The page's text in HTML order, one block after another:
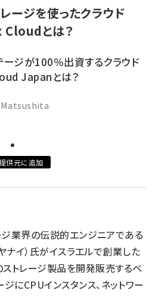
献～仲間と築いた勝利の絆～ (2315)
ージを使ったクラウド
Cloudとは？
ジが100％出資するクラウド
Japanとは？
Matsushita
供元に追加
業界の伝説的エンジニアである
ナイ）氏がイスラエルで創業した
トレージ製品を開発販売するベ
ジにCPUインスタンス、ネットワー